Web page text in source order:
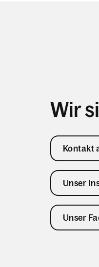
Wir
Kontakt
Unser
Unser